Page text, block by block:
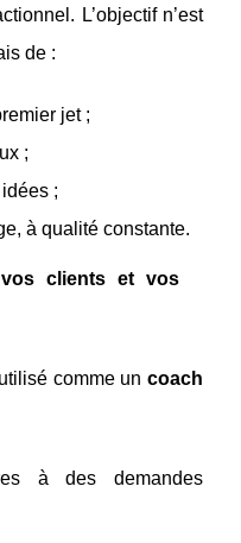
L’objectif n’est
de :
jet ;
;
;
à qualité constante.
vos clients et vos
comme un coach
à des demandes